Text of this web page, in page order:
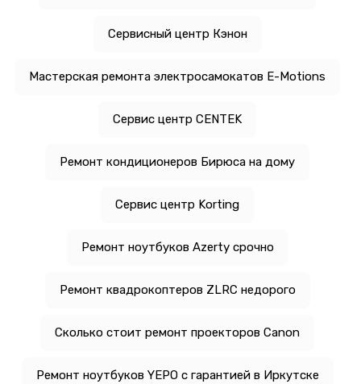
Сервисный центр Кэнон
Мастерская ремонта электросамокатов E-Motions
Сервис центр CENTEK
Ремонт кондиционеров Бирюса на дому
Сервис центр Korting
Ремонт ноутбуков Azerty срочно
Ремонт квадрокоптеров ZLRC недорого
Сколько стоит ремонт проекторов Canon
Ремонт ноутбуков YEPO с гарантией в Иркутске